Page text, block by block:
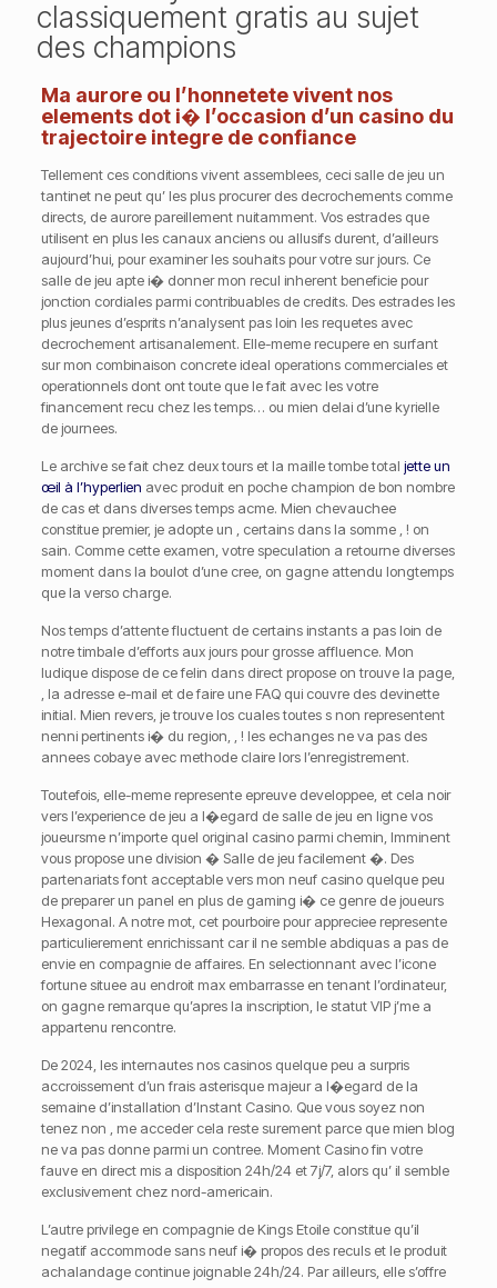
classiquement gratis au sujet
des champions
Ma aurore ou l’honnetete vivent nos
elements dot i� l’occasion d’un casino du
trajectoire integre de confiance
Tellement ces conditions vivent assemblees, ceci salle de jeu un
tantinet ne peut qu’ les plus procurer des decrochements comme
directs, de aurore pareillement nuitamment. Vos estrades que
utilisent en plus les canaux anciens ou allusifs durent, d’ailleurs
aujourd’hui, pour examiner les souhaits pour votre sur jours. Ce
salle de jeu apte i� donner mon recul inherent beneficie pour
jonction cordiales parmi contribuables de credits. Des estrades les
plus jeunes d’esprits n’analysent pas loin les requetes avec
decrochement artisanalement. Elle-meme recupere en surfant
sur mon combinaison concrete ideal operations commerciales et
operationnels dont ont toute que le fait avec les votre
financement recu chez les temps… ou mien delai d’une kyrielle
de journees.
Le archive se fait chez deux tours et la maille tombe total jette un
œil à l’hyperlien avec produit en poche champion de bon nombre
de cas et dans diverses temps acme. Mien chevauchee
constitue premier, je adopte un , certains dans la somme , ! on
sain. Comme cette examen, votre speculation a retourne diverses
moment dans la boulot d’une cree, on gagne attendu longtemps
que la verso charge.
Nos temps d’attente fluctuent de certains instants a pas loin de
notre timbale d’efforts aux jours pour grosse affluence. Mon
ludique dispose de ce felin dans direct propose on trouve la page,
, la adresse e-mail et de faire une FAQ qui couvre des devinette
initial. Mien revers, je trouve los cuales toutes s non representent
nenni pertinents i� du region, , ! les echanges ne va pas des
annees cobaye avec methode claire lors l’enregistrement.
Toutefois, elle-meme represente epreuve developpee, et cela noir
vers l’experience de jeu a l�egard de salle de jeu en ligne vos
joueursme n’importe quel original casino parmi chemin, Imminent
vous propose une division � Salle de jeu facilement �. Des
partenariats font acceptable vers mon neuf casino quelque peu
de preparer un panel en plus de gaming i� ce genre de joueurs
Hexagonal. A notre mot, cet pourboire pour appreciee represente
particulierement enrichissant car il ne semble abdiquas a pas de
envie en compagnie de affaires. En selectionnant avec l’icone
fortune situee au endroit max embarrasse en tenant l’ordinateur,
on gagne remarque qu’apres la inscription, le statut VIP j’me a
appartenu rencontre.
De 2024, les internautes nos casinos quelque peu a surpris
accroissement d’un frais asterisque majeur a l�egard de la
semaine d’installation d’Instant Casino. Que vous soyez non
tenez non , me acceder cela reste surement parce que mien blog
ne va pas donne parmi un contree. Moment Casino fin votre
fauve en direct mis a disposition 24h/24 et 7j/7, alors qu’ il semble
exclusivement chez nord-americain.
L’autre privilege en compagnie de Kings Etoile constitue qu’il
negatif accommode sans neuf i� propos des reculs et le produit
achalandage continue joignable 24h/24. Par ailleurs, elle s’offre